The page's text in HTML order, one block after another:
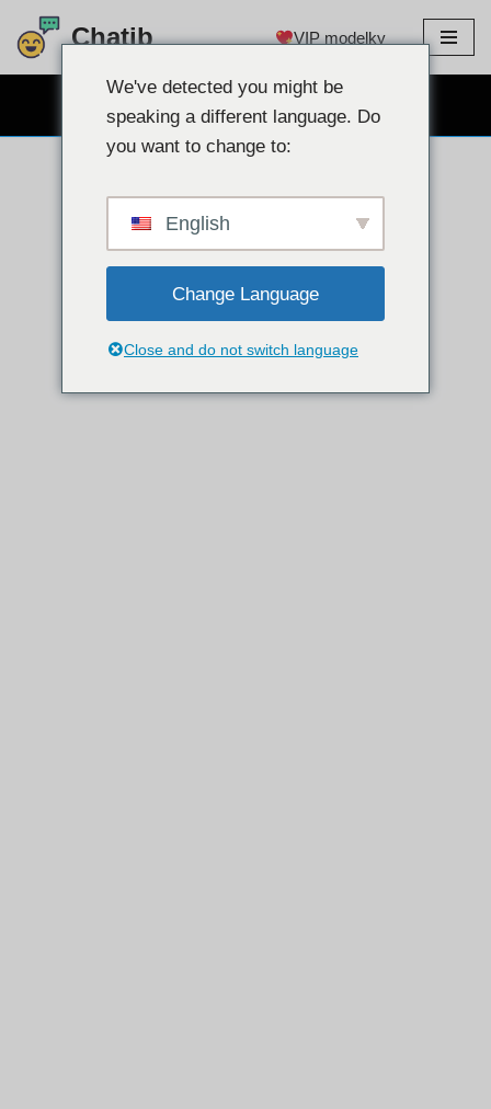
Preskočiť
Chatib VIP modelky
We've detected you might be
speaking a different language. Do
you want to change to:
English
Change Language
Close and do not switch language